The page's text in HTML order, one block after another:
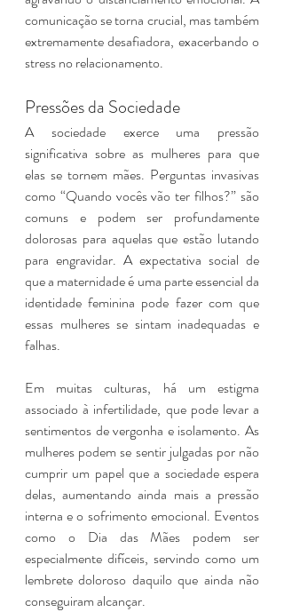
comunicação se torna crucial, mas também
extremamente desafiadora, exacerbando o
stress no relacionamento.
Pressões da Sociedade
A sociedade exerce uma pressão
significativa sobre as mulheres para que
elas se tornem mães. Perguntas invasivas
como “Quando vocês vão ter filhos?” são
comuns e podem ser profundamente
dolorosas para aquelas que estão lutando
para engravidar. A expectativa social de
que a maternidade é uma parte essencial da
identidade feminina pode fazer com que
essas mulheres se sintam inadequadas e
falhas.
Em muitas culturas, há um estigma
associado à infertilidade, que pode levar a
sentimentos de vergonha e isolamento. As
mulheres podem se sentir julgadas por não
cumprir um papel que a sociedade espera
delas, aumentando ainda mais a pressão
interna e o sofrimento emocional. Eventos
como o Dia das Mães podem ser
especialmente difíceis, servindo como um
lembrete doloroso daquilo que ainda não
conseguiram alcançar.